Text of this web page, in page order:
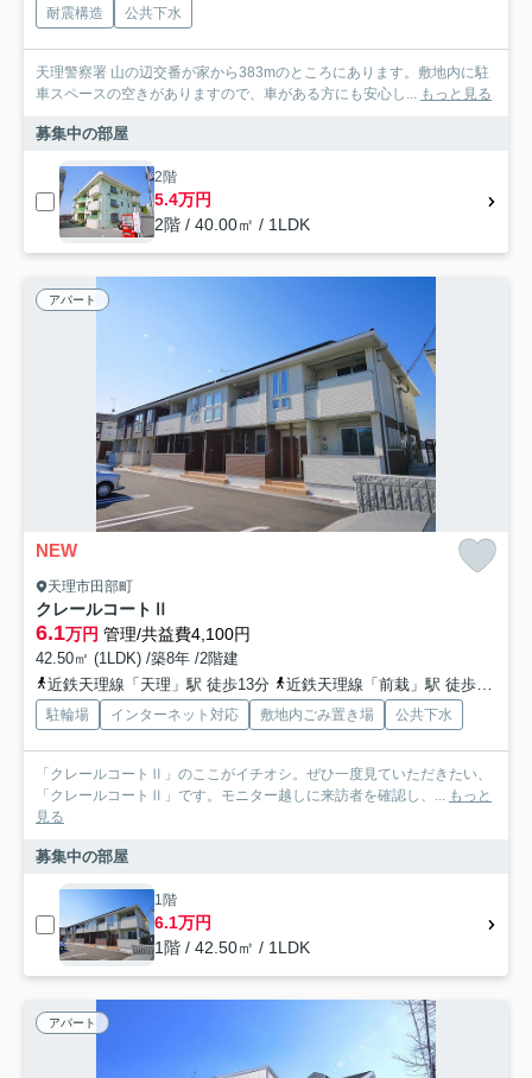
耐震構造
公共下水
天理警察署 山の辺交番が家から383mのところにあります。敷地内に駐
車スペースの空きがありますので、車がある方にも安心し... もっと見る
募集中の部屋
2階
5.4万円
2階 / 40.00㎡ / 1LDK
アパート
NEW
天理市田部町
クレールコートⅡ
6.1万円 管理/共益費4,100円
42.50㎡ (1LDK) /築8年 /2階建
近鉄天理線「天理」駅 徒歩13分
近鉄天理線「前栽」駅 徒歩24分
駐輪場 インターネット対応 敷地内ごみ置き場 公共下水
「クレールコートⅡ」のここがイチオシ。ぜひ一度見ていただきたい、
「クレールコートⅡ」です。モニター越しに来訪者を確認し、... もっと
見る
募集中の部屋
1階
6.1万円
1階 / 42.50㎡ / 1LDK
アパート